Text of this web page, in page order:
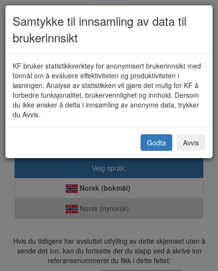
Kulturmidler (KF-109A)
Dønna kommune
Velg språk:
Norsk (bokmål)
Norsk (nynorsk)
Hvis du tidligere har avsluttet utfylling av dette skjemaet uten å
sende det inn, kan du fortsette der du slapp ved å skrive inn
referansenummeret du fikk i dette feltet:
Samtykke til innsamling av data til
brukerinnsikt
KF bruker statistikkverktøy for anonymisert brukerinnsikt med
formål om å evaluere effektiviteten og produktiviteten i
løsningen. Analyse av statistikken vil gjøre det mulig for KF å
forbedre funksjonalitet, brukervennlighet og innhold. Dersom
du ikke ønsker å delta i innsamling av anonyme data, trykker
du Avvis.
Godta Avvis